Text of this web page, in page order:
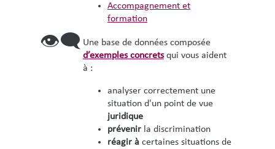
Accompagnement et
formation
👁‍🗨 Une base de données composée
d’exemples concretsqui vous aident
à :
analyser correctement une
situation d'un point de vue
juridique
prévenir la discrimination
réagir à certaines situations de